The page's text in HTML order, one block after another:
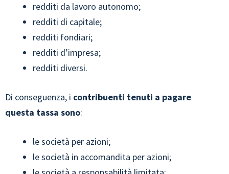
redditi da lavoro autonomo;
redditi di capitale;
redditi fondiari;
redditi d’impresa;
redditi diversi.
Di conseguenza, i contribuenti tenuti a pagare
questa tassa sono:
le società per azioni;
le società in accomandita per azioni;